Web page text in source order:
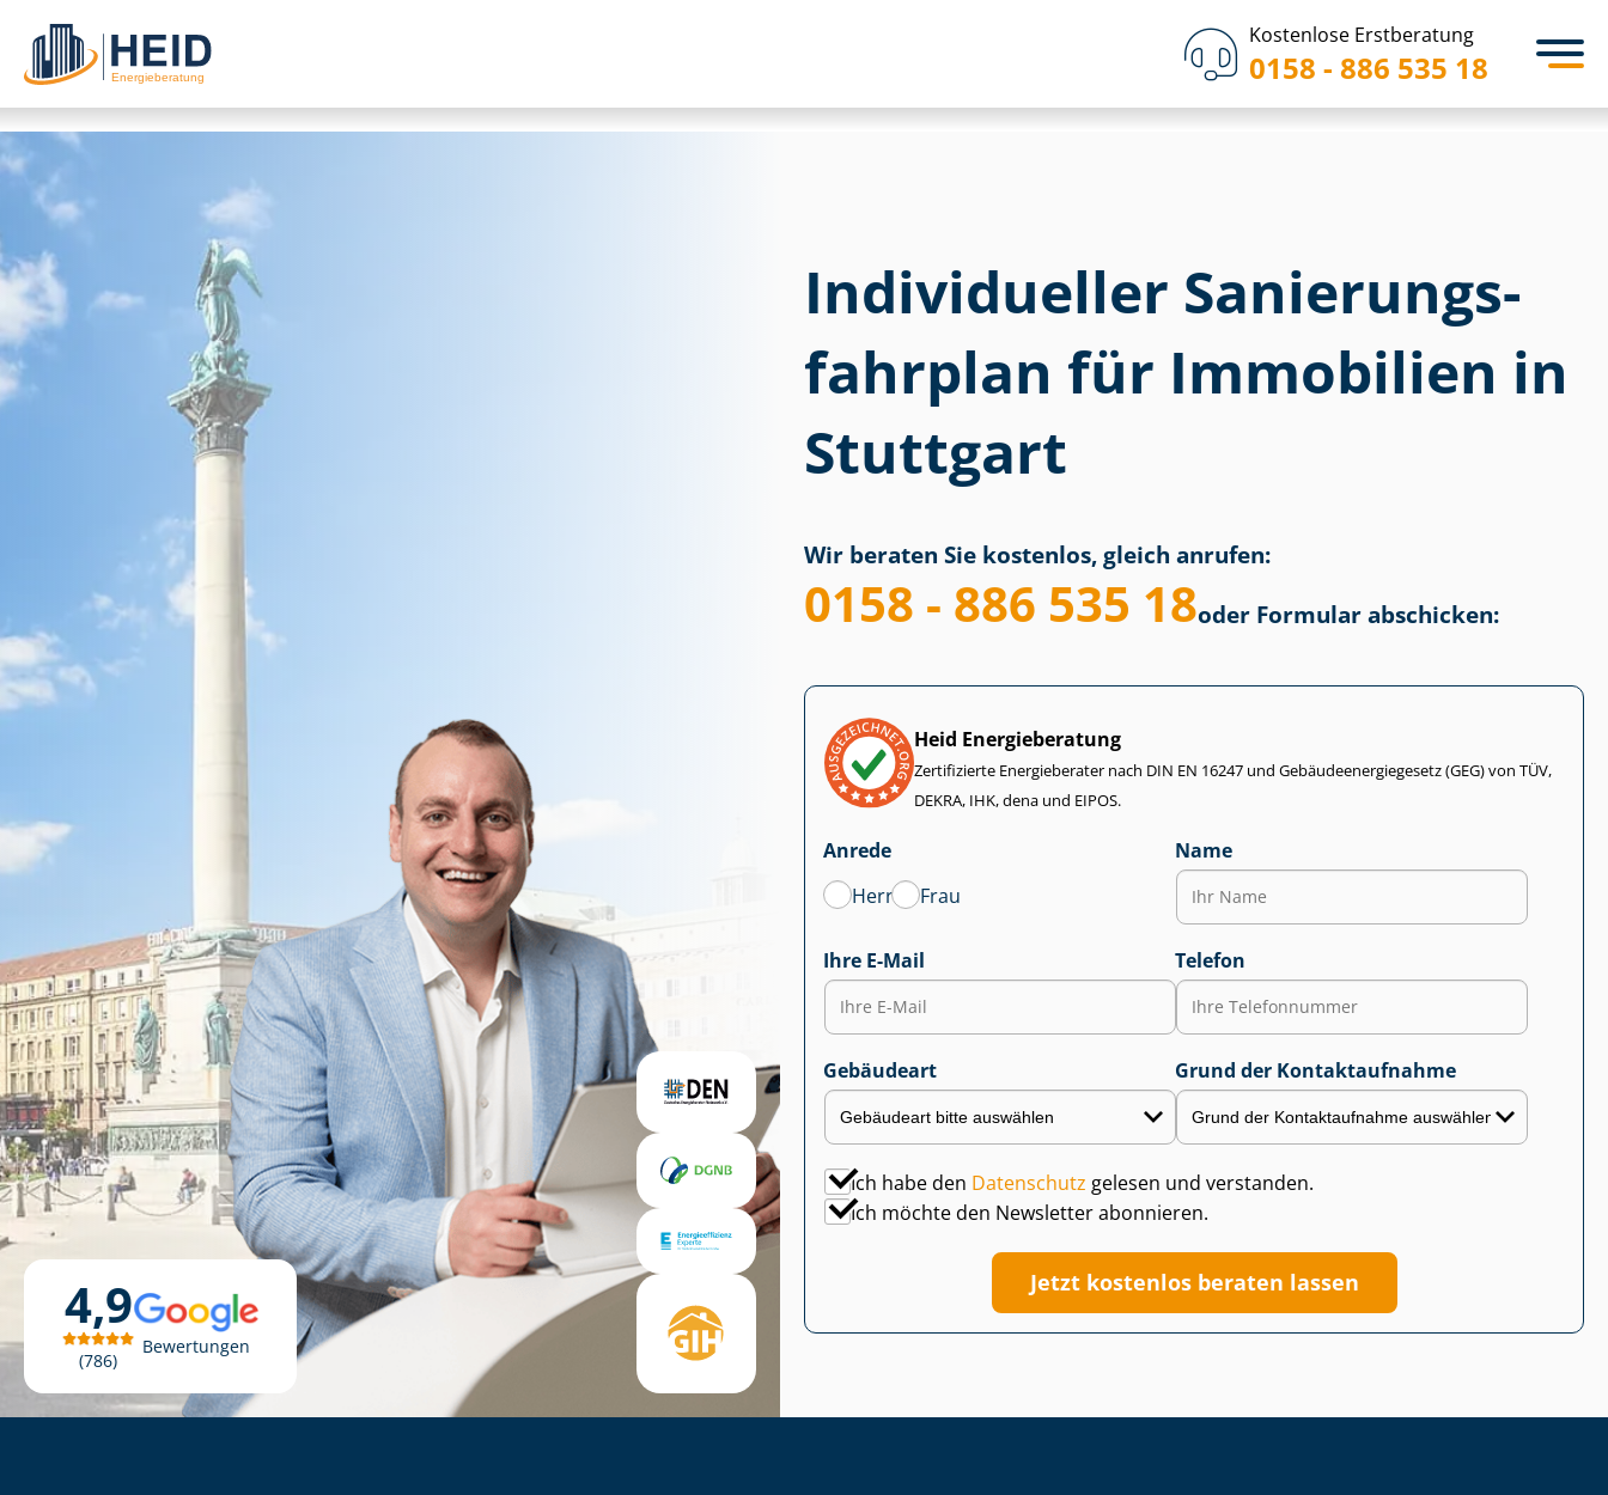
Kostenlose Erstberatung
0158 - 886 535 18
4,9
786
Bewertungen
Individueller Sa­nie­rungs­
fahr­plan für Immobilien in
Stuttgart
Wir beraten Sie kostenlos, gleich anrufen:
0158 - 886 535 18oder Formular abschicken:
Heid Energieberatung
Zertifizierte Energieberater nach DIN EN 16247 und Ge­bäu­de­en­er­gie­ge­setz (GEG) von TÜV,
DEKRA, IHK, dena und EIPOS.
Anrede
Herr
Frau
Name
Ihre E-Mail Telefon
Gebäudeart Grund der Kontaktaufnahme
Ich habe den Datenschutz gelesen und verstanden.
Ich möchte den Newsletter abonnieren.
Jetzt kostenlos beraten lassen